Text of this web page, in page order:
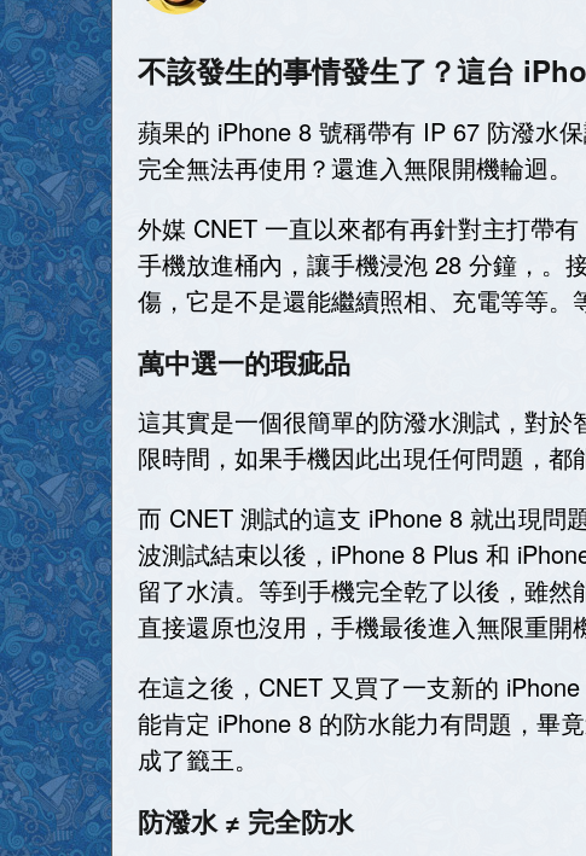
不該發生的事情發生了？這台
蘋果的 iPhone 8 號稱帶有 IP 67 防潑水
完全無法再使用？還進入無限開機輪迴。
外媒 CNET 一直以來都有再針對主打帶
手機放進桶內，讓手機浸泡 28 分鐘，。
傷，它是不是還能繼續照相、充電等等。
萬中選一的瑕疵品
這其實是一個很簡單的防潑水測試，對
限時間，如果手機因此出現任何問題，都
而 CNET 測試的這支 iPhone 8 就出現問
波測試結束以後，iPhone 8 Plus 和
留了水漬。等到手機完全乾了以後，雖
直接還原也沒用，手機最後進入無限重開
在這之後，CNET 又買了一支新的
能肯定 iPhone 8 的防水能力有問題，畢
成了籤王。
防潑水 ≠ 完全防水